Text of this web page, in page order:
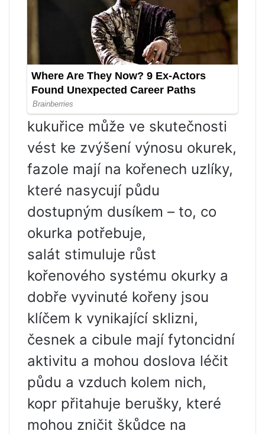
kukuřice může ve skutečnosti
vést ke zvýšení výnosu okurek,
fazole mají na kořenech uzlíky,
které nasycují půdu
dostupným dusíkem – to, co
okurka potřebuje,
salát stimuluje růst
kořenového systému okurky a
dobře vyvinuté kořeny jsou
klíčem k vynikající sklizni,
česnek a cibule mají fytoncidní
aktivitu a mohou doslova léčit
půdu a vzduch kolem nich,
kopr přitahuje berušky, které
mohou zničit škůdce na